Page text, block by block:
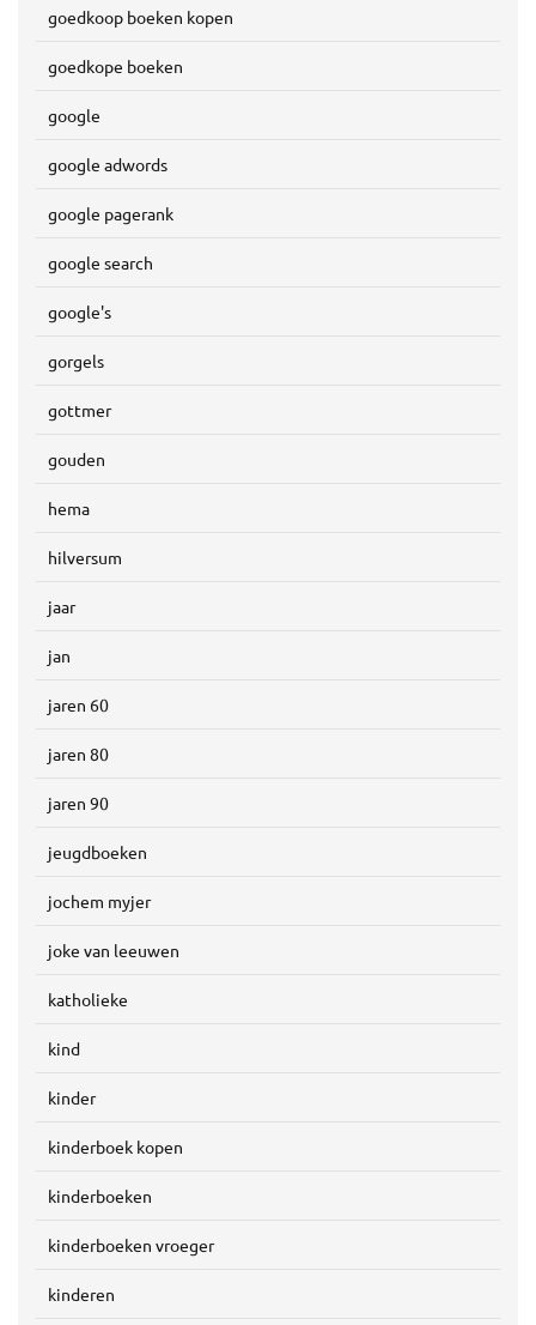
goedkoop boeken kopen
goedkope boeken
google
google adwords
google pagerank
google search
google's
gorgels
gottmer
gouden
hema
hilversum
jaar
jan
jaren 60
jaren 80
jaren 90
jeugdboeken
jochem myjer
joke van leeuwen
katholieke
kind
kinder
kinderboek kopen
kinderboeken
kinderboeken vroeger
kinderen